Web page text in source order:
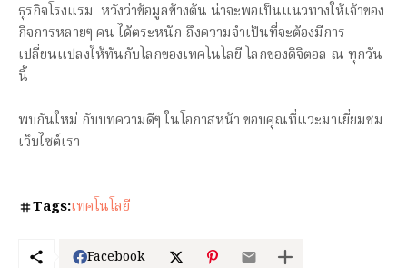
ธุรกิจโรงแรม หวังว่าข้อมูลข้างต้น น่าจะพอเป็นแนวทางให้เจ้าของ
กิจการหลายๆ คน ได้ตระหนัก ถึงความจำเป็นที่จะต้องมีการ
เปลี่ยนแปลงให้ทันกับโลกของเทคโนโลยี โลกของดิจิตอล ณ ทุกวัน
นี้
พบกันใหม่ กับบทความดีๆ ในโอกาสหน้า ขอบคุณที่แวะมาเยี่ยมชม
เว็บไซต์เรา
Tags:เทคโนโลยี
Facebook